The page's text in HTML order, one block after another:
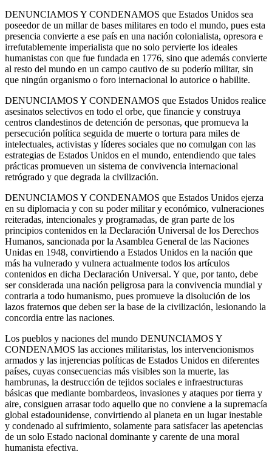
DENUNCIAMOS Y CONDENAMOS que Estados Unidos sea
poseedor de un millar de bases militares en todo el mundo, pues esta
presencia convierte a ese país en una nación colonialista, opresora e
irrefutablemente imperialista que no solo pervierte los ideales
humanistas con que fue fundada en 1776, sino que además convierte
al resto del mundo en un campo cautivo de su poderío militar, sin
que ningún organismo o foro internacional lo autorice o habilite.
DENUNCIAMOS Y CONDENAMOS que Estados Unidos realice
asesinatos selectivos en todo el orbe, que financie y construya
centros clandestinos de detención de personas, que promueva la
persecución política seguida de muerte o tortura para miles de
intelectuales, activistas y líderes sociales que no comulgan con las
estrategias de Estados Unidos en el mundo, entendiendo que tales
prácticas promueven un sistema de convivencia internacional
retrógrado y que degrada la civilización.
DENUNCIAMOS Y CONDENAMOS que Estados Unidos ejerza
en su diplomacia y con su poder militar y económico, vulneraciones
reiteradas, intencionales y programadas, de gran parte de los
principios contenidos en la Declaración Universal de los Derechos
Humanos, sancionada por la Asamblea General de las Naciones
Unidas en 1948, convirtiendo a Estados Unidos en la nación que
más ha vulnerado y vulnera actualmente todos los artículos
contenidos en dicha Declaración Universal. Y que, por tanto, debe
ser considerada una nación peligrosa para la convivencia mundial y
contraria a todo humanismo, pues promueve la disolución de los
lazos fraternos que deben ser la base de la civilización, lesionando la
concordia entre las naciones.
Los pueblos y naciones del mundo DENUNCIAMOS Y
CONDENAMOS las acciones militaristas, los intervencionismos
armados y las injerencias políticas de Estados Unidos en diferentes
países, cuyas consecuencias más visibles son la muerte, las
hambrunas, la destrucción de tejidos sociales e infraestructuras
básicas que mediante bombardeos, invasiones y ataques por tierra y
aire, consiguen arrasar todo aquello que no conviene a la supremacía
global estadounidense, convirtiendo al planeta en un lugar inestable
y condenado al sufrimiento, solamente para satisfacer las apetencias
de un solo Estado nacional dominante y carente de una moral
humanista efectiva.